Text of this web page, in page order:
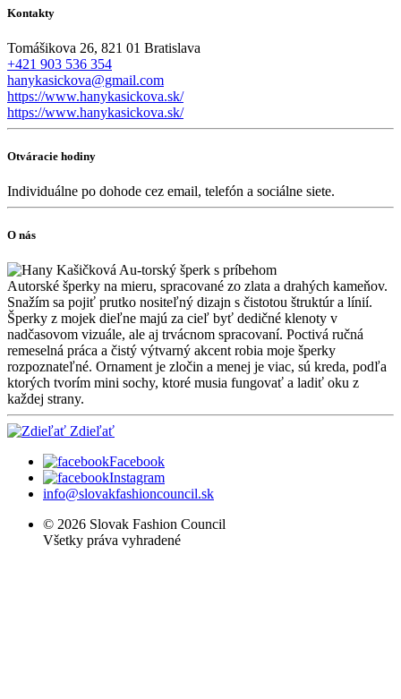
Kontakty
Tomášikova 26, 821 01 Bratislava
+421 903 536 354
hanykasickova@gmail.com
https://www.hanykasickova.sk/
https://www.hanykasickova.sk/
Otváracie hodiny
Individuálne po dohode cez email, telefón a sociálne siete.
O nás
Autorské šperky na mieru, spracované zo zlata a drahých kameňov.
Snažím sa pojiť prutko nositeľný dizajn s čistotou štruktúr a línií.
Šperky z mojek dieľne majú za cieľ byť dedičné klenoty v
nadčasovom vizuále, ale aj trvácnom spracovaní. Poctivá ručná
remeselná práca a čistý výtvarný akcent robia moje šperky
rozpoznateľné. Ornament je zločin a menej je viac, sú kreda, podľa
ktorých tvorím mini sochy, ktoré musia fungovať a ladiť oku z
každej strany.
Zdieľať
Facebook
Instagram
info@slovakfashioncouncil.sk
© 2026 Slovak Fashion Council
Všetky práva vyhradené